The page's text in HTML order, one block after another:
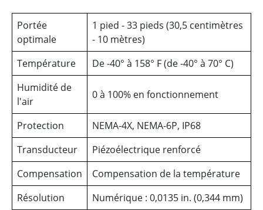
Portée
optimale
1 pied - 33 pieds (30,5 centimètres
- 10 mètres)
Température
De -40° à 158° F (de -40° à 70° C)
Humidité de
l'air
0 à 100% en fonctionnement
Protection
NEMA-4X, NEMA-6P, IP68
Transducteur
Piézoélectrique renforcé
Compensation
Compensation de la température
Résolution
Numérique : 0,0135 in. (0,344 mm)